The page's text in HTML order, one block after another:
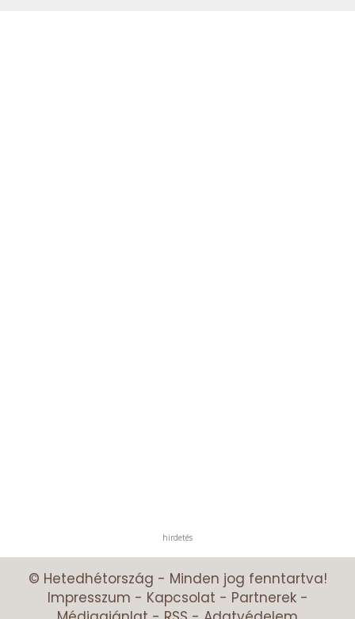
hirdetés
© Hetedhétország - Minden jog fenntartva!
Impresszum - Kapcsolat - Partnerek-